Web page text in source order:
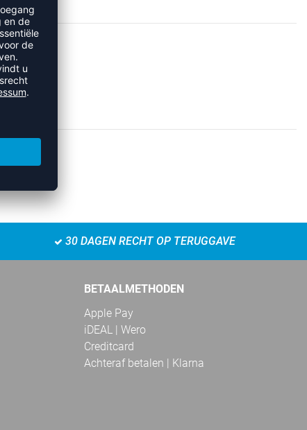
30 DAGEN RECHT OP TERUGGAVE
BETAALMETHODEN
Apple Pay
iDEAL | Wero
Creditcard
Achteraf betalen | Klarna